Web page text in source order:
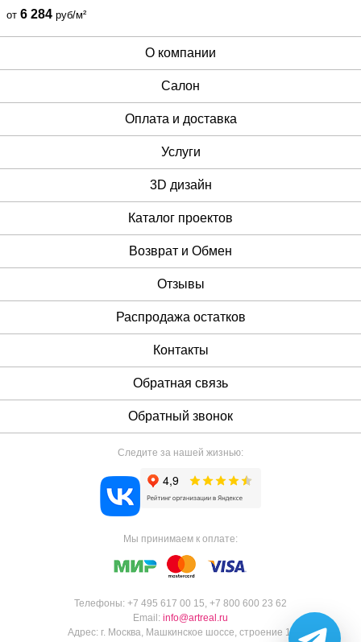
от 6 284 руб/м²
О компании
Cалон
Оплата и доставка
Услуги
3D дизайн
Каталог проектов
Возврат и Обмен
Отзывы
Распродажа остатков
Контакты
Обратная связь
Обратный звонок
Телефоны: +7 495 617 00 15, +7 800 600 23 62
Email: info@artreal.ru
Адрес: г. Москва, Машкинское шоссе, строение 1.
Следите за нашей жизнью:
Мы принимаем к оплате: